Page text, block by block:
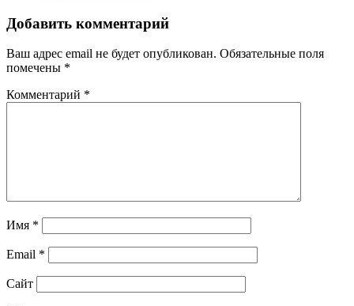
Добавить комментарий
Ваш адрес email не будет опубликован. Обязательные поля
помечены *
Комментарий *
Имя *
Email *
Сайт